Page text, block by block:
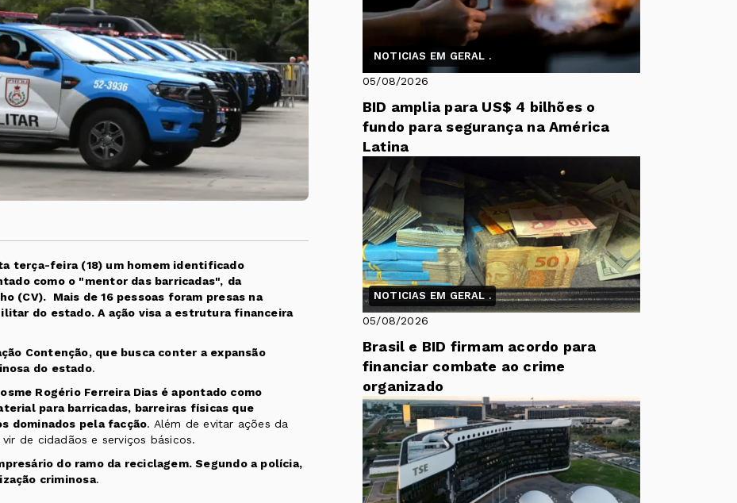
terça-feira (18) um homem identificado
como o "mentor das barricadas", da
(CV). Mais de 16 pessoas foram presas na
do estado. A ação visa a estrutura financeira
Contenção, que busca conter a expansão
do estado.
Rogério Ferreira Dias é apontado como
para barricadas, barreiras físicas que
dominados pela facção. Além de evitar ações da
de cidadãos e serviços básicos.
do ramo da reciclagem. Segundo a polícia,
criminosa.
NOTICIAS EM GERAL .
05/08/2026
BID amplia para US$ 4 bilhões o
fundo para segurança na América
Latina
NOTICIAS EM GERAL .
05/08/2026
Brasil e BID firmam acordo para
financiar combate ao crime
organizado